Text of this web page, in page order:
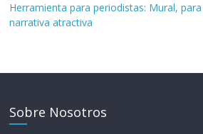
Herramienta para periodistas: Mural,
narrativa atractiva
Sobre Nosotros